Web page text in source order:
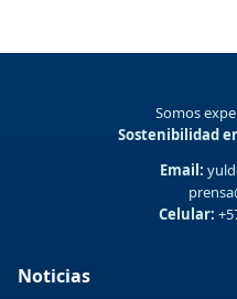
Somos
Sostenibilidad
Email:
Celular:
Noticias